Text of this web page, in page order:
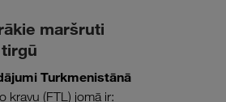
maršruti
Turkmenistānā
kravu (FTL) jomā ir: